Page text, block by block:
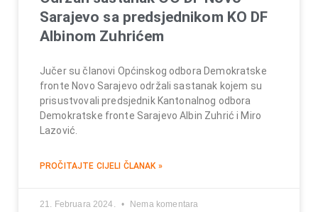
Sarajevo sa predsjednikom KO DF
Albinom Zuhrićem
Jučer su članovi Općinskog odbora Demokratske
fronte Novo Sarajevo održali sastanak kojem su
prisustvovali predsjednik Kantonalnog odbora
Demokratske fronte Sarajevo Albin Zuhrić i Miro
Lazović.
PROČITAJTE CIJELI ČLANAK »
21. Februara 2024. Nema komentara